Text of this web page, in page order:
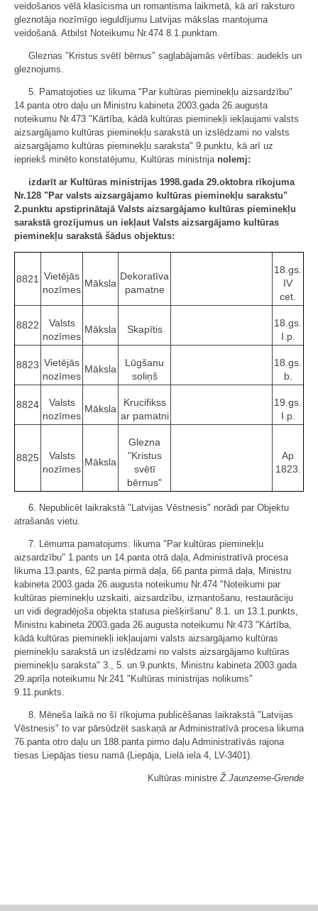
veidošanos vēlā klasicisma un romantisma laikmetā, kā arī raksturo
gleznotāja nozīmīgo ieguldījumu Latvijas mākslas mantojuma
veidošanā. Atbilst Noteikumu Nr.474 8.1.punktam.
Gleznas "Kristus svētī bērnus" saglabājamās vērtības: audekls un
gleznojums.
5. Pamatojoties uz likuma "Par kultūras pieminekļu aizsardzību"
14.panta otro daļu un Ministru kabineta 2003.gada 26.augusta
noteikumu Nr.473 "Kārtība, kādā kultūras pieminekļi iekļaujami valsts
aizsargājamo kultūras pieminekļu sarakstā un izslēdzami no valsts
aizsargājamo kultūras pieminekļu saraksta" 9.punktu, kā arī uz
iepriekš minēto konstatējumu, Kultūras ministrija nolemj:
izdarīt ar Kultūras ministrijas 1998.gada 29.oktobra rīkojuma
Nr.128 "Par valsts aizsargājamo kultūras pieminekļu sarakstu"
2.punktu apstiprinātajā Valsts aizsargājamo kultūras pieminekļu
sarakstā grozījumus un iekļaut Valsts aizsargājamo kultūras
pieminekļu sarakstā šādus objektus:
8821
Vietējās
nozīmes
Māksla
Dekoratīva
pamatne
18.gs.
IV
cet.
8822
Valsts
nozīmes
Māksla Skapītis
18.gs.
I.p.
8823 Vietējās
nozīmes
Māksla
Lūgšanu
soliņš
18.gs.
b.
8824
Valsts
nozīmes
Māksla
Krucifikss
ar pamatni
19.gs.
I.p.
8825
Valsts
nozīmes
Māksla
Glezna
"Kristus
svētī
bērnus"
Ap
1823.
6. Nepublicēt laikrakstā "Latvijas Vēstnesis" norādi par Objektu
atrašanās vietu.
7. Lēmuma pamatojums: likuma "Par kultūras pieminekļu
aizsardzību" 1.pants un 14.panta otrā daļa, Administratīvā procesa
likuma 13.pants, 62.panta pirmā daļa, 66.panta pirmā daļa, Ministru
kabineta 2003.gada 26.augusta noteikumu Nr.474 "Noteikumi par
kultūras pieminekļu uzskaiti, aizsardzību, izmantošanu, restaurāciju
un vidi degradējoša objekta statusa piešķiršanu" 8.1. un 13.1.punkts,
Ministru kabineta 2003.gada 26.augusta noteikumu Nr.473 "Kārtība,
kādā kultūras pieminekļi iekļaujami valsts aizsargājamo kultūras
pieminekļu sarakstā un izslēdzami no valsts aizsargājamo kultūras
pieminekļu saraksta" 3., 5. un 9.punkts, Ministru kabineta 2003.gada
29.aprīļa noteikumu Nr.241 "Kultūras ministrijas nolikums"
9.11.punkts.
8. Mēneša laikā no šī rīkojuma publicēšanas laikrakstā "Latvijas
Vēstnesis" to var pārsūdzēt saskaņā ar Administratīvā procesa likuma
76.panta otro daļu un 188.panta pirmo daļu Administratīvās rajona
tiesas Liepājas tiesu namā (Liepāja, Lielā iela 4, LV-3401).
Kultūras ministre Ž.Jaunzeme-Grende